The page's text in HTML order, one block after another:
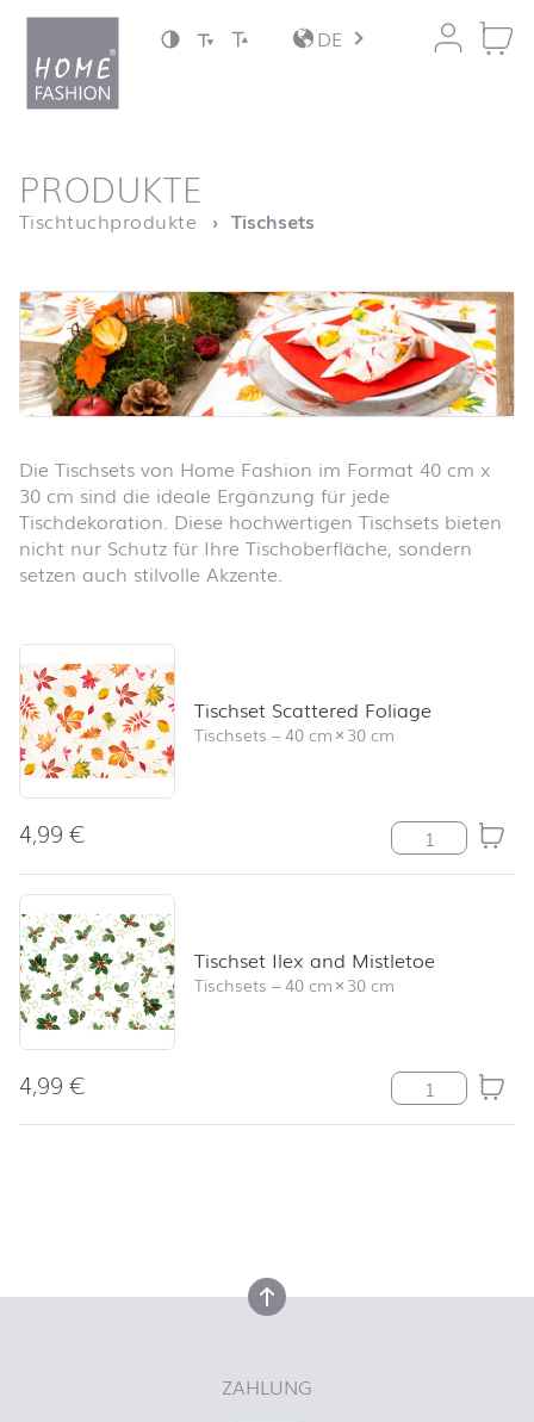
Zum Inhalt springen
DE
Startseite
PRODUKTE
Tischtuchprodukte Tischsets
Die Tischsets von Home Fashion im Format 40 cm x
30 cm sind die ideale Ergänzung für jede
Tischdekoration. Diese hochwertigen Tischsets bieten
nicht nur Schutz für Ihre Tischoberfläche, sondern
setzen auch stilvolle Akzente.
Produktliste überspringen und zum Filter springen
Tischset Scattered Foliage
Tischsets –40 cm×30 cm
4,99€ Tischset
Tischset Ilex and Mistletoe
Tischsets –40 cm×30 cm
4,99€ Tischset Ilex
nach oben
ZAHLUNG